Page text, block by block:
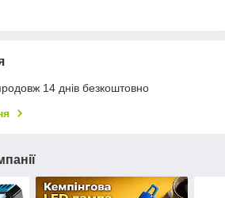
14 днів безкоштовно